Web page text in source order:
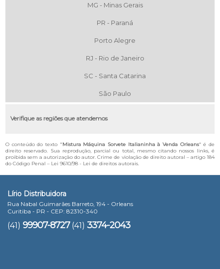
MG - Minas Gerais
PR - Paraná
Porto Alegre
RJ - Rio de Janeiro
SC - Santa Catarina
São Paulo
Verifique as regiões que atendemos
O conteúdo do texto "Mistura Máquina Sorvete Italianinha à Venda Orleans" é de
direito reservado. Sua reprodução, parcial ou total, mesmo citando nossos links, é
proibida sem a autorização do autor. Crime de violação de direito autoral – artigo 184
do Código Penal – Lei 9610/98 - Lei de direitos autorais.
Lírio Distribuidora
Rua Nabal Guimarães Barreto, 194 - Orleans
Curitiba - PR - CEP: 82310-340
(41) 99907-8727 (41) 3374-2043